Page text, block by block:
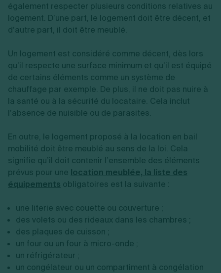
également respecter plusieurs conditions relatives au
logement. D’une part, le logement doit être décent, et
d’autre part, il doit être meublé.
Un logement est considéré comme décent, dès lors
qu’il respecte une surface minimum et qu’il est équipé
de certains éléments comme un système de
chauffage par exemple. De plus, il ne doit pas nuire à
la santé ou à la sécurité du locataire. Cela inclut
l’absence de nuisible ou de parasites.
En outre, le logement proposé à la location en bail
mobilité doit être meublé au sens de la loi. Cela
signifie qu’il doit contenir l’ensemble des éléments
prévus pour une location meublée, la liste des
équipements obligatoires est la suivante :
une literie avec couette ou couverture ;
des volets ou des rideaux dans les chambres ;
des plaques de cuisson ;
un four ou un four à micro-onde ;
un réfrigérateur ;
un congélateur ou un compartiment à congélation